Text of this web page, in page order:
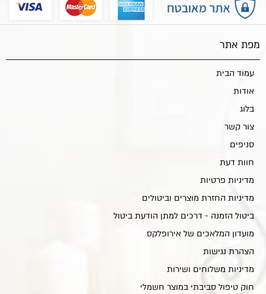
מפת אתר
עמוד הבית
אודות
בלוג
צור קשר
סניפים
חוות דעת
מדיניות פרטיות
מדיניות החזרת מוצרים וביטולים
ביטול הזמנה - דרכים למתן הודעת ביטול
מועדון המלאכים של אירופלקס
הצהרת נגישות
מדיניות משלוחים ושירות
חוק טיפול סביבתי במוצר חשמלי